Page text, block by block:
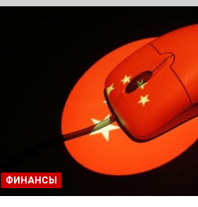
ФИНАНСЫ